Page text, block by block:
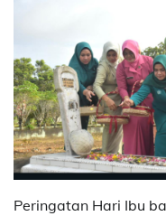
Peringatan Hari Ibu